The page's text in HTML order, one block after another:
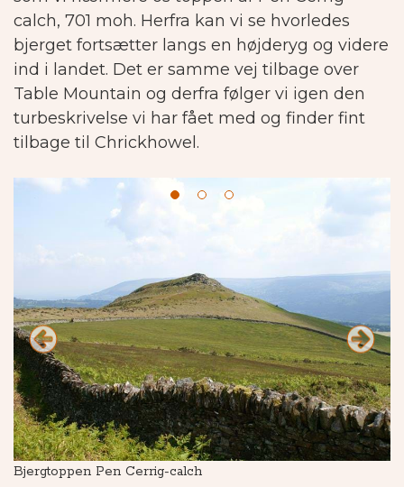
calch, 701 moh. Herfra kan vi se hvorledes
bjerget fortsætter langs en højderyg og videre
ind i landet. Det er samme vej tilbage over
Table Mountain og derfra følger vi igen den
turbeskrivelse vi har fået med og finder fint
tilbage til Chrickhowel.
Bjergtoppen Pen Cerrig-calch